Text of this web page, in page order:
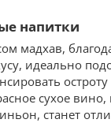
напитки
мадхав,
идеально
сухое
станет